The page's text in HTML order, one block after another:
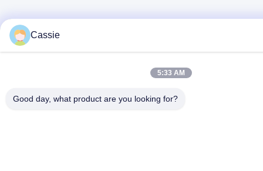
Cassie
5:33 AM
Good day, what product are you looking for?